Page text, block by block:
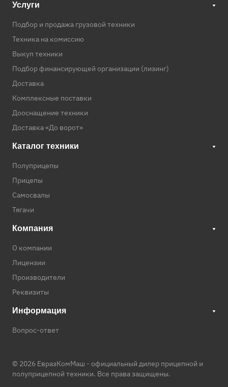
Услуги
Подбор и продажа грузовой техники
Техника на комиссию
Выкуп техники
Подбор финансирующей организации (лизинг)
Доставка
Комплексные поставки
Дооснащение техники
Доставка «До ворот»
Каталог техники
Полуприцепы
Прицепы
Самосвалы
Тягачи
Компания
О компании
Лицензии
Производители
Реквизиты
Информация
Вопрос-ответ
© 2026 ЕвразКомМаш - официальный дилер прицепной и
полуприцепной техники. Все права защищены.